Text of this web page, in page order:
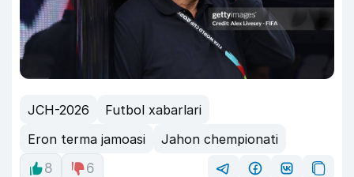
JCH-2026
Futbol xabarlari
Eron terma jamoasi
Jahon chempionati
8
6